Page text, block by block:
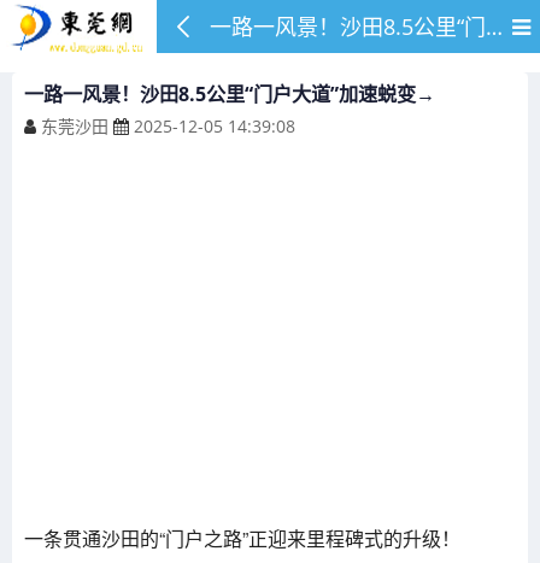
一路一风景！沙田8.5公里“门户大道”加速蜕变→
一路一风景！沙田8.5公里“门户大道”加速蜕变→
东莞沙田 2025-12-05 14:39:08
一条贯通沙田的“门户之路”正迎来里程碑式的升级！